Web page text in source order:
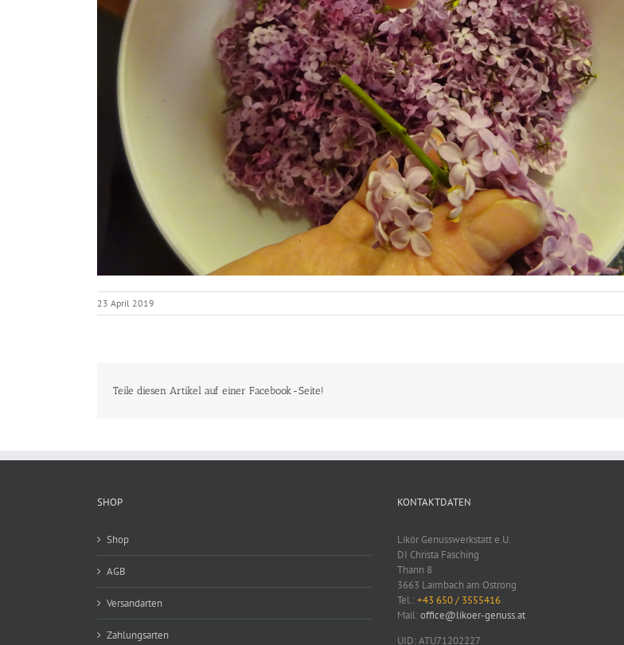
23 April 2019
Teile diesen Artikel auf einer Facebook-Seite!
SHOP
Shop
AGB
Versandarten
Zahlungsarten
KONTAKTDATEN
Likör Genusswerkstatt e.U.
DI Christa Fasching
Thann 8
3663 Laimbach am Ostrong
Tel.:+43 650 / 3555416
Mail:office@likoer-genuss.at
UID: ATU71202227